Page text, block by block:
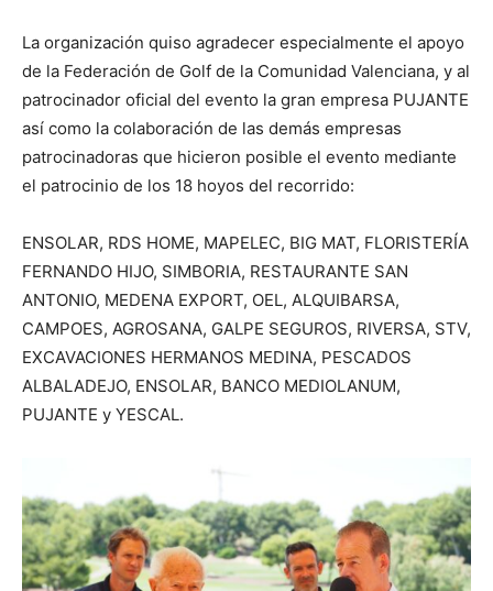
La organización quiso agradecer especialmente el apoyo
de la Federación de Golf de la Comunidad Valenciana, y al
patrocinador oficial del evento la gran empresa PUJANTE
así como la colaboración de las demás empresas
patrocinadoras que hicieron posible el evento mediante
el patrocinio de los 18 hoyos del recorrido:
ENSOLAR, RDS HOME, MAPELEC, BIG MAT, FLORISTERÍA
FERNANDO HIJO, SIMBORIA, RESTAURANTE SAN
ANTONIO, MEDENA EXPORT, OEL, ALQUIBARSA,
CAMPOES, AGROSANA, GALPE SEGUROS, RIVERSA, STV,
EXCAVACIONES HERMANOS MEDINA, PESCADOS
ALBALADEJO, ENSOLAR, BANCO MEDIOLANUM,
PUJANTE y YESCAL.